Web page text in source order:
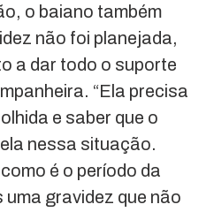
o baiano também
não foi planejada,
a dar todo o suporte
“Ela precisa
e saber que o
nessa situação.
é o período da
uma gravidez que não